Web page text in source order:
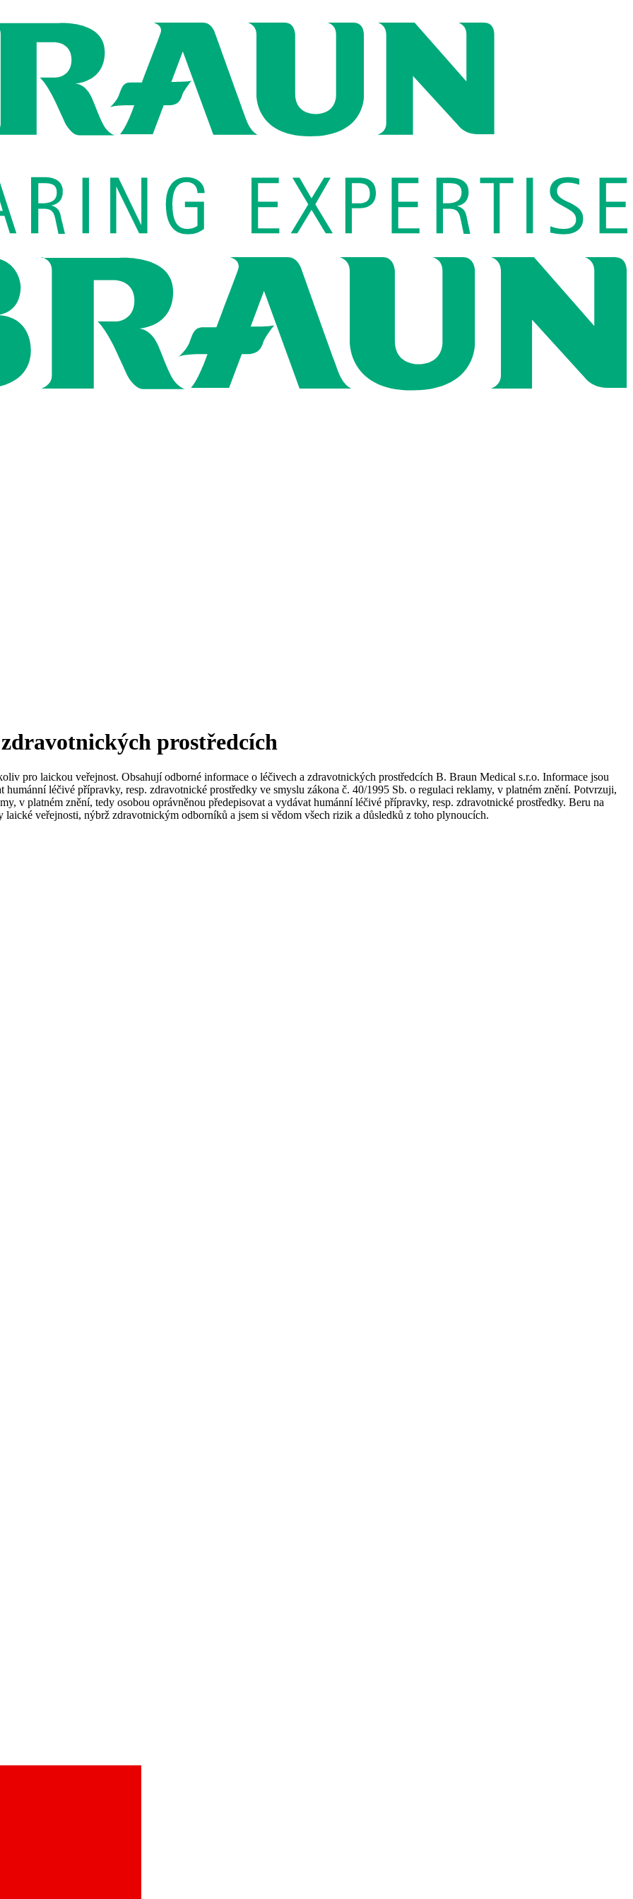
našim kompletním produktovým portfoliem.
střediscích v České republice. Více informací se dozvíte na stránkách jednotlivých středisek.
pro zajímavé pozice.​
prostředcích
pro laickou veřejnost. Obsahují odborné informace o léčivech a zdravotnických prostředcích B. Braun Medical s.r.o. Informace jsou
léčivé přípravky, resp. zdravotnické prostředky ve smyslu zákona č. 40/1995 Sb. o regulaci reklamy, v platném znění. Potvrzuji,
v platném znění, tedy osobou oprávněnou předepisovat a vydávat humánní léčivé přípravky, resp. zdravotnické prostředky. Beru na
laické veřejnosti, nýbrž zdravotnickým odborníků a jsem si vědom všech rizik a důsledků z toho plynoucích.